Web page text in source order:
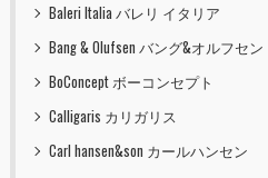
Baleri Italia バレリ イタリア
Bang & Olufsen バング&オルフセン
BoConcept ボーコンセプト
Calligaris カリガリス
Carl hansen&son カールハンセン